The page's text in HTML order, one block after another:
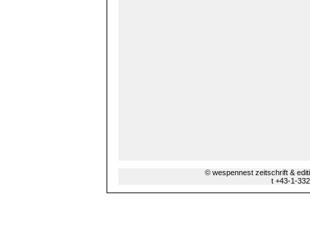
© wespennest zeitschrift &
t +43-1-